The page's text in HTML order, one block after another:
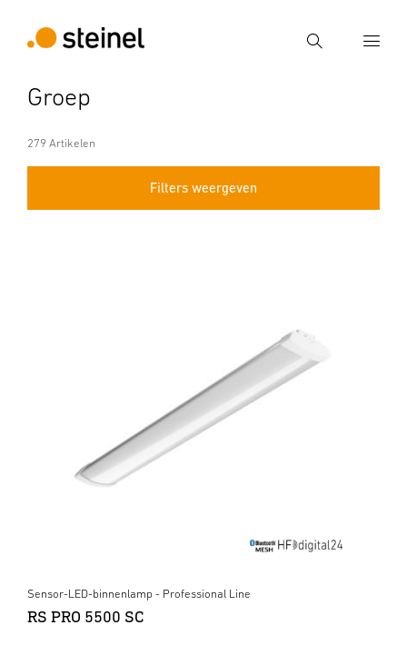
Zoek
Groep
279 Artikelen
Filters weergeven
Sensor-LED-binnenlamp - Professional Line
RS PRO 5500 SC